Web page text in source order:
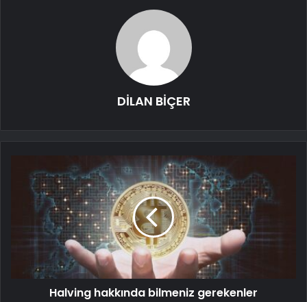
DİLAN BİÇER
Halving hakkında bilmeniz gerekenler